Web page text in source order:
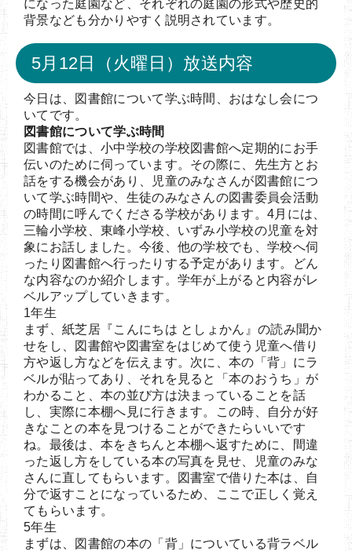
になった庭園など、それぞれの庭園の形式や歴史的
背景なども分かりやすく説明されています。
5月12日（火曜日）放送内容
今日は、図書館について学ぶ時間、おはなし会につ
いてです。
図書館について学ぶ時間
図書館では、小中学校の学校図書館へ定期的にお手
伝いのために伺っています。その際に、先生方とお
話をする機会があり、児童のみなさんが図書館につ
いて学ぶ時間や、生徒のみなさんの図書委員会活動
の時間に呼んでくださる学校があります。4月には、
三輪小学校、東峰小学校、いずみ小学校の児童を対
象にお話しました。今後、他の学校でも、学校へ伺
ったり図書館へ行ったりする予定があります。どん
な内容なのか紹介します。学年が上がると内容がレ
ベルアップしていきます。
1年生
まず、紙芝居『こんにちは としょかん』の読み聞か
せをし、図書館や図書室をはじめて使う児童へ借り
方や返し方などを伝えます。次に、本の「背」にラ
ベルが貼ってあり、それを見ると「本のおうち」が
わかること、本の並び方は決まっていることを話
し、実際に本棚へ見に行きます。この時、自分が好
きなことの本を見つけることができたらいいです
ね。最後は、本をきちんと本棚へ返すために、間違
った返し方をしている本の写真を見せ、児童のみな
さんに直してもらいます。図書室で借りた本は、自
分で返すことになっているため、ここで正しく覚え
てもらいます。
5年生
まずは、図書館の本の「背」についている背ラベル